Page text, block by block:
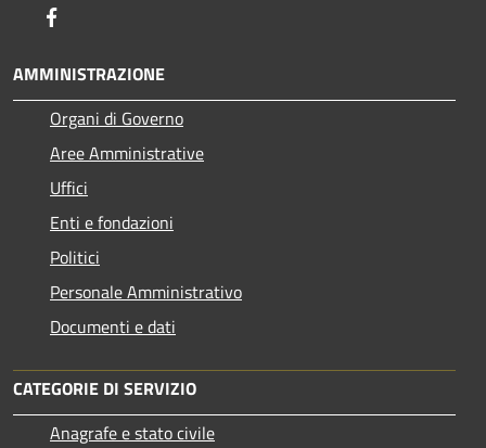
AMMINISTRAZIONE
Organi di Governo
Aree Amministrative
Uffici
Enti e fondazioni
Politici
Personale Amministrativo
Documenti e dati
CATEGORIE DI SERVIZIO
Anagrafe e stato civile